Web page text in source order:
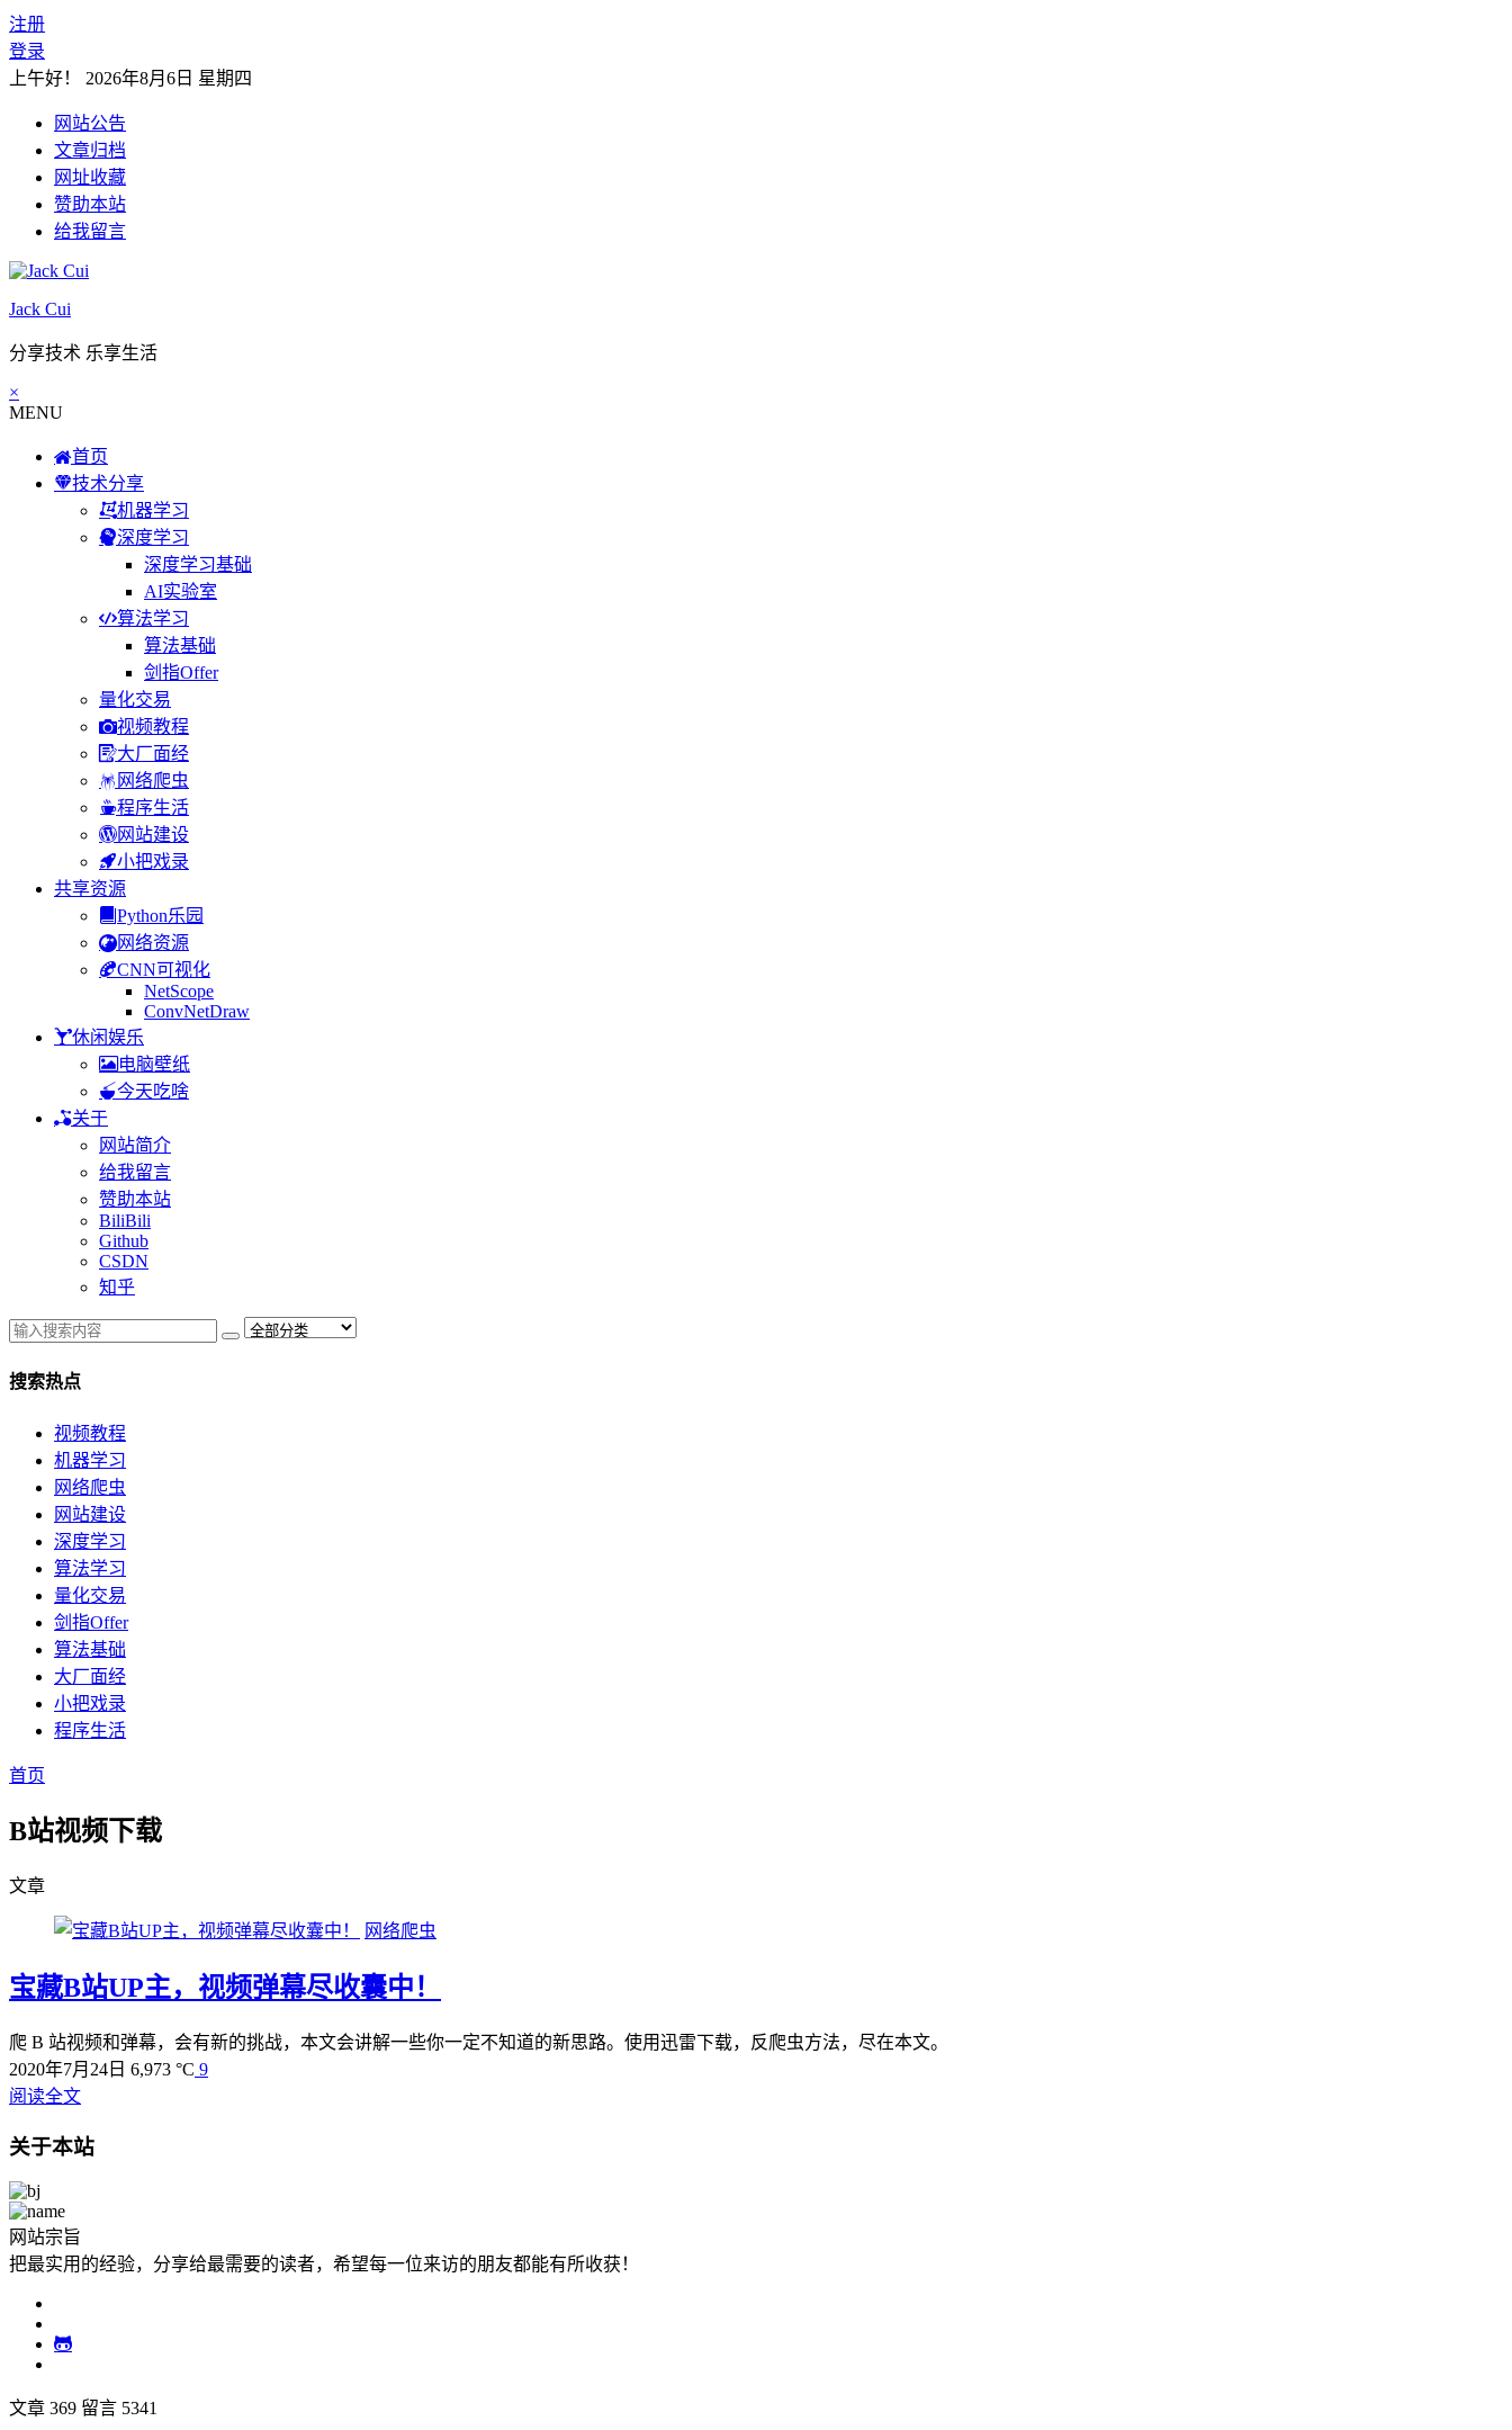
注册
登录
上午好！ 2026年8月6日 星期四
网站公告
文章归档
网址收藏
赞助本站
给我留言
Jack Cui
分享技术 乐享生活
×
MENU
首页
技术分享
机器学习
深度学习
深度学习基础
AI实验室
算法学习
算法基础
剑指Offer
量化交易
视频教程
大厂面经
网络爬虫
程序生活
网站建设
小把戏录
共享资源
Python乐园
网络资源
CNN可视化
NetScope
ConvNetDraw
休闲娱乐
电脑壁纸
今天吃啥
关于
网站简介
给我留言
赞助本站
BiliBili
Github
CSDN
知乎
搜索热点
视频教程
机器学习
网络爬虫
网站建设
深度学习
算法学习
量化交易
剑指Offer
算法基础
大厂面经
小把戏录
程序生活
首页
B站视频下载
文章
网络爬虫
宝藏B站UP主，视频弹幕尽收囊中！
爬 B 站视频和弹幕，会有新的挑战，本文会讲解一些你一定不知道的新思路。使用迅雷下载，反爬虫方法，尽在本文。
2020年7月24日 6,973 °C 9
阅读全文
关于本站
网站宗旨
把最实用的经验，分享给最需要的读者，希望每一位来访的朋友都能有所收获！
文章 369 留言 5341